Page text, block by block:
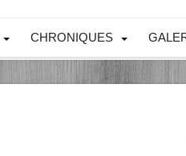
CHRONIQUES